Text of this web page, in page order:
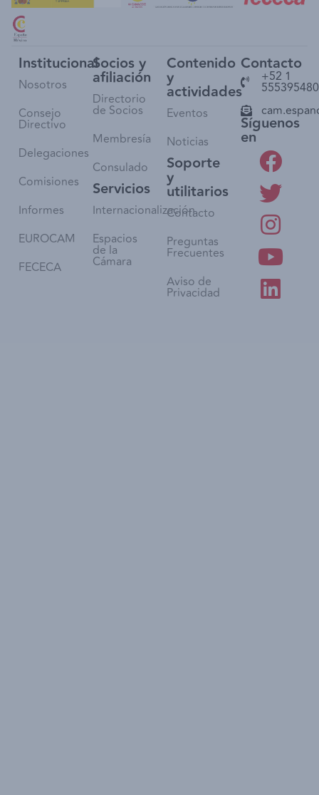
Institucional
Nosotros
Consejo
Directivo
Delegaciones
Comisiones
Informes
EUROCAM
FECECA
Socios y
afiliación
Directorio
de Socios
Membresía
Consulado
Servicios
Internacionalización
Espacios
de la
Cámara
Contenido
y
actividades
Eventos
Noticias
Soporte
y
utilitarios
Contacto
Preguntas
Frecuentes
Aviso de
Privacidad
Contacto
+52 1
Síguenos
en